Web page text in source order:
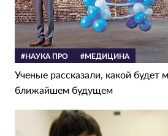
#НАУКА ПРО #МЕДИЦИНА
Ученые рассказали, какой будет
ближайшем будущем